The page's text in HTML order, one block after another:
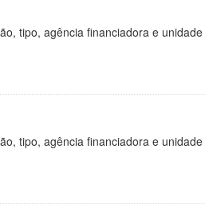
tipo, agência financiadora e
tipo, agência financiadora e